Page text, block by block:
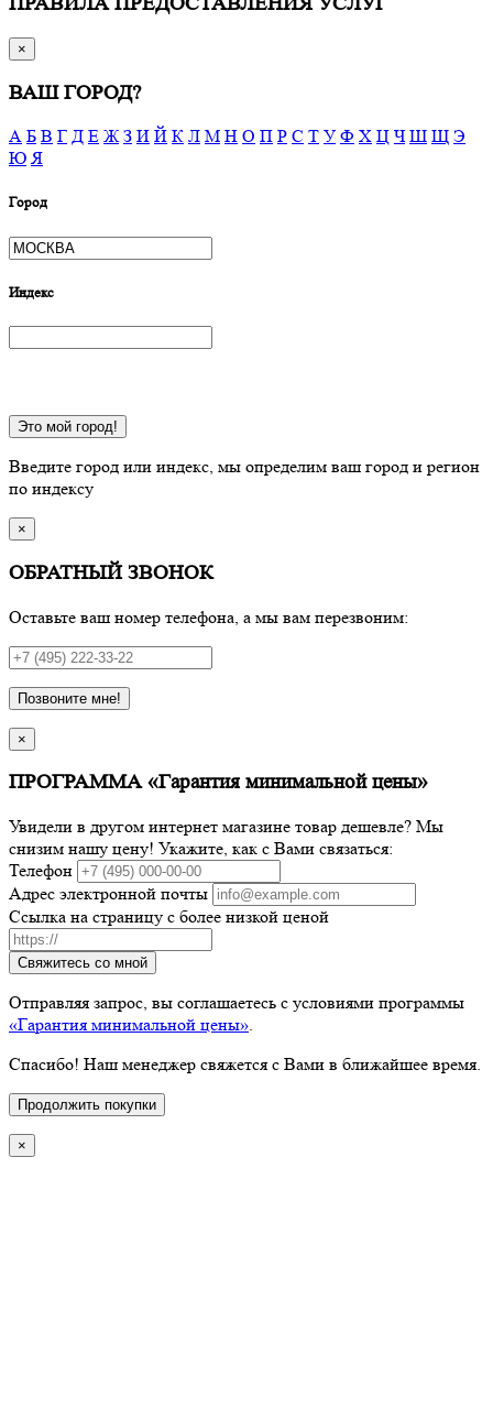
×
ВАШ ГОРОД?
А Б В Г Д Е Ж З И Й К Л М Н О П Р С Т У Ф Х Ц Ч Ш Щ Э
Ю Я
Город
Индекс
Это мой город!
Введите город или индекс, мы определим ваш город и регион
по индексу
×
ОБРАТНЫЙ ЗВОНОК
Оставьте ваш номер телефона, а мы вам перезвоним:
Позвоните мне!
×
ПРОГРАММА «Гарантия минимальной цены»
Увидели в другом интернет магазине товар дешевле? Мы
снизим нашу цену! Укажите, как с Вами связаться:
Телефон
Адрес электронной почты
Ссылка на страницу с более низкой ценой
Свяжитесь со мной
Отправляя запрос, вы соглашаетесь с условиями программы
«Гарантия минимальной цены».
Спасибо! Наш менеджер свяжется с Вами в ближайшее время.
Продолжить покупки
×